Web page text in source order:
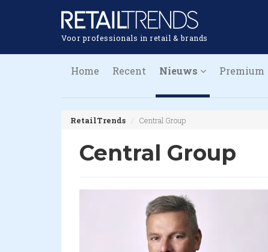
Voor professionals in retail & brands
Home Recent Nieuws Premium
RetailTrends Central Group
Central Group